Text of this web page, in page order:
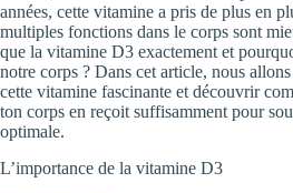
années, cette vitamine a pris de plus en
multiples fonctions dans le corps sont
que la vitamine D3 exactement et
notre corps ? Dans cet article, nous
cette vitamine fascinante et découvrir
ton corps en reçoit suffisamment pour
optimale.
L’importance de la vitamine D3